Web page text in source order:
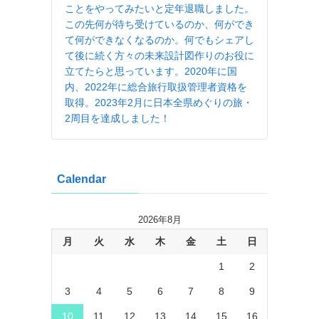
ことをやってみたいと定年退職しました。
この先何が待ち受けているのか、何ができ
て何ができなくなるのか。何でもシェアし
て後に続く方々の未来設計図作りのお役に
立てたらと思っています。2020年に国
内、2022年に総合旅行取扱管理者資格を
取得。2023年2月に日本全県めぐりの旅・
2周目を達成しました！
Calendar
2026年8月
月 火 水 木 金 土 日
1 2
3 4 5 6 7 8 9
10 11 12 13 14 15 16